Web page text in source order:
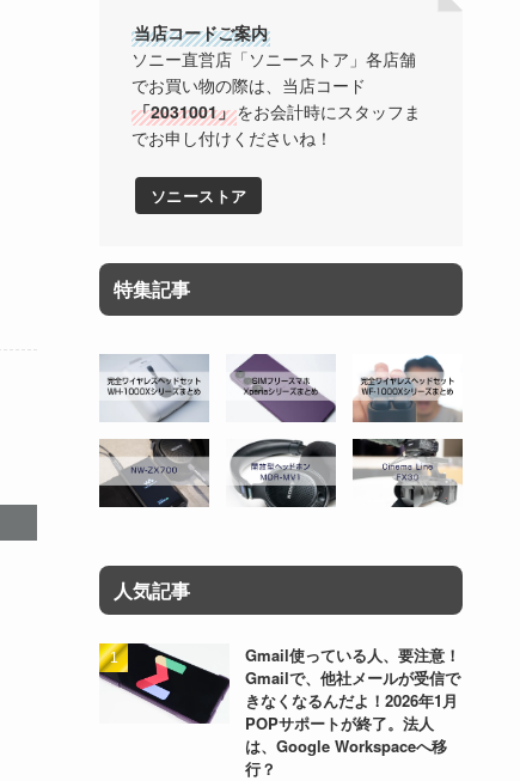
当店コードご案内
ソニー直営店「ソニーストア」各店舗
でお買い物の際は、当店コード
「2031001」をお会計時にスタッフま
でお申し付けくださいね！
ソニーストア
特集記事
人気記事
Gmail使っている人、要注意！
Gmailで、他社メールが受信で
きなくなるんだよ！2026年1月
POPサポートが終了。法人
は、Google Workspaceへ移
行？